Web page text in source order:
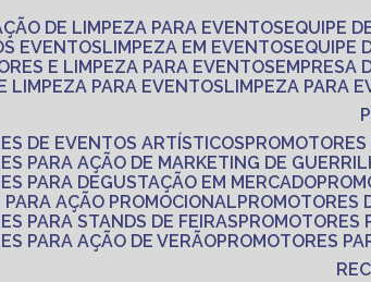
DE LIMPEZA PARA EVENTOS
EQUIPE
EVENTOS
LIMPEZA EM EVENTOS
E LIMPEZA PARA EVENTOS
LIMPEZA PARA EVENTOS
LIMPEZA PARA
DE EVENTOS ARTÍSTICOS
PARA AÇÃO DE MARKETING DE
PARA DEGUSTAÇÃO EM MERCADO
PARA AÇÃO PROMOCIONAL
PARA STANDS DE FEIRAS
PARA AÇÃO DE VERÃO PROMOTORES